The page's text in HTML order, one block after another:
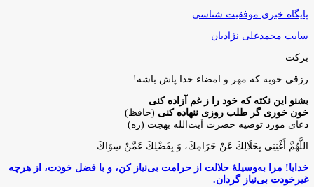
پایگاه خبری موفقیت شناسی
سایت محمدعلی نژادیان
برکت
رزقی خوبه كه مهر و امضاء خدا پاش باشه!
بشنو این نکته که خود را ز غم آزاده کنی
خون خوری گر طلب روزی ننهاده کنی (حافظ)
دعای مورد توصیه حضرت آیت‌الله بهجت (ره)
اللَّهُمَّ أَغْنِنِي بِحَلَالِكَ عَنْ حَرَامِكَ، وَ بِفَضْلِكَ عَمَّنْ سِوَاكَ‏.
خدایا! مرا به‌وسیلۀ حلالت از حرامت بی‌نیاز کن، و با فضل خودت، از هرچه
غیرخودت بی‌نیاز گردان.